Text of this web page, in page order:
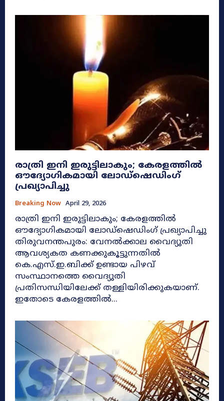
രാത്രി ഇനി ഇരുട്ടിലാകും; കേരളത്തിൽ
ഔദ്യോഗികമായി ലോഡ്‌ഷെഡിംഗ്
പ്രഖ്യാപിച്ചു
Breaking Now April 29, 2026
രാത്രി ഇനി ഇരുട്ടിലാകും; കേരളത്തിൽ
ഔദ്യോഗികമായി ലോഡ്‌ഷെഡിംഗ് പ്രഖ്യാപിച്ചു
തിരുവനന്തപുരം: വേനൽക്കാല വൈദ്യുതി
ആവശ്യകത കണക്കുകൂട്ടുന്നതിൽ
കെ.എസ്.ഇ.ബിക്ക് ഉണ്ടായ പിഴവ്
സംസ്ഥാനത്തെ വൈദ്യുതി
പ്രതിസന്ധിയിലേക്ക് തള്ളിയിരിക്കുകയാണ്.
ഇതോടെ കേരളത്തിൽ...